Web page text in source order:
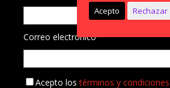
Correo electrónico*
Acepto lostérminos y condiciones
Acepto Rechazar